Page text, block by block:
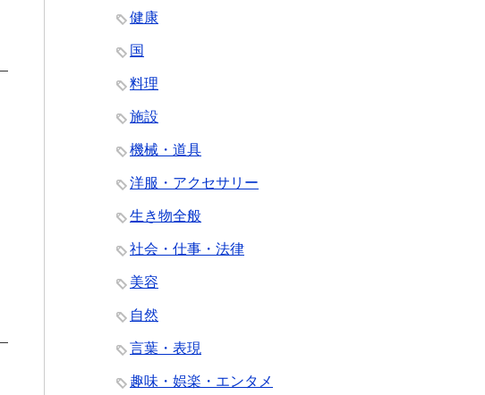
健康
国
料理
施設
機械・道具
洋服・アクセサリー
生き物全般
社会・仕事・法律
美容
自然
言葉・表現
趣味・娯楽・エンタメ